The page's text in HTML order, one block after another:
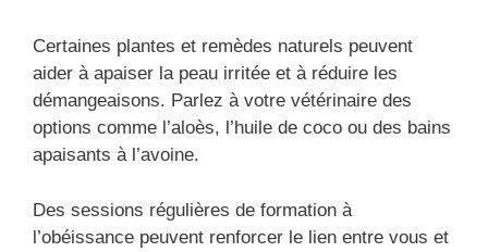
Certaines plantes et remèdes naturels peuvent
aider à apaiser la peau irritée et à réduire les
démangeaisons. Parlez à votre vétérinaire des
options comme l’aloès, l’huile de coco ou des bains
apaisants à l’avoine.
Des sessions régulières de formation à
l’obéissance peuvent renforcer le lien entre vous et